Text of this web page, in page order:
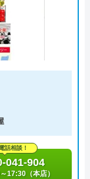
話相談！
041-904
17:30（本店）